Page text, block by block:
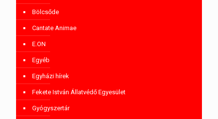
Bölcsőde
Cantate Animae
E.ON
Egyéb
Egyházi hírek
Fekete István Állatvédő Egyesület
Gyógyszertár